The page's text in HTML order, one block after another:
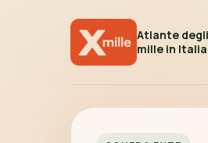
Atlante
mille in Italia